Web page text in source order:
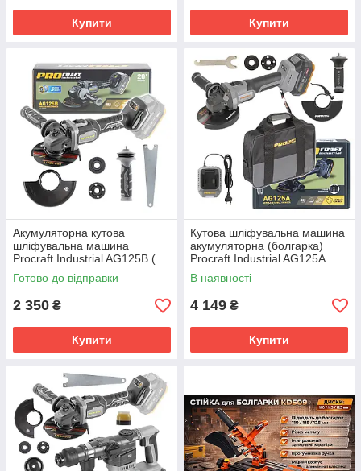
Купити Купити
Акумуляторна кутова
шліфувальна машина
Procraft Industrial AG125B (
Каркас)
Готово до відправки
2 350 ₴
Купити
Кутова шліфувальна машина
акумуляторна (болгарка)
Procraft Industrial AG125A
Сумка
В наявності
4 149 ₴
Купити